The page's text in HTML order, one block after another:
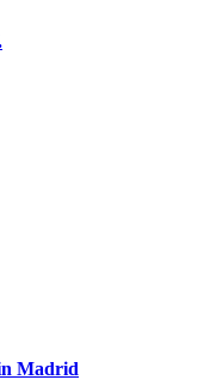
Madrid